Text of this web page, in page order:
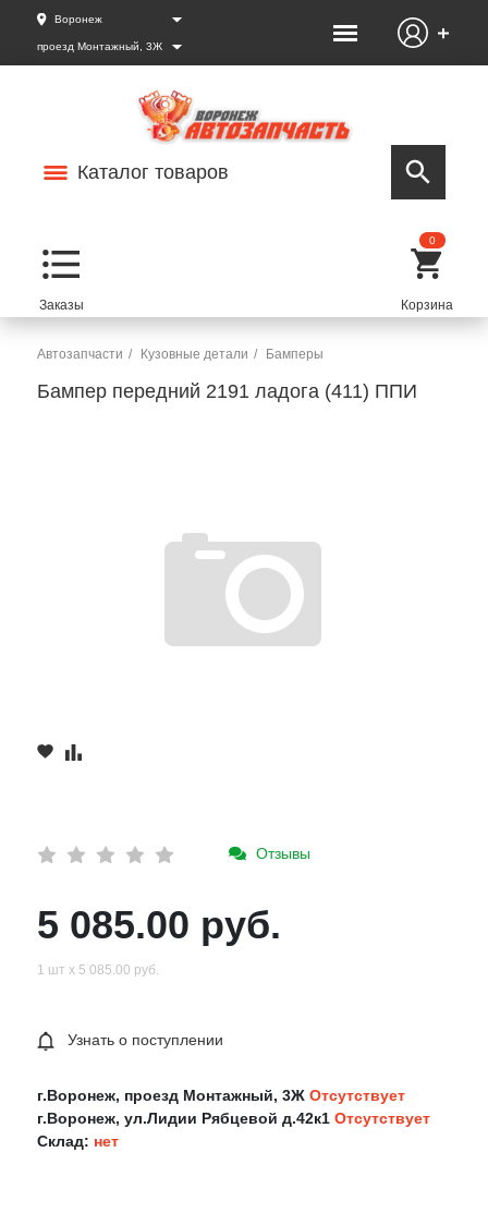
Воронеж
проезд Монтажный, 3Ж
Каталог товаров
0
Автозапчасти Кузовные детали Бамперы
Бампер передний 2191 ладога (411) ППИ
Отзывы
5 085.00 руб.
1 шт х 5 085.00 руб.
Узнать о поступлении
г.Воронеж, проезд Монтажный, 3Ж Отсутствует
г.Воронеж, ул.Лидии Рябцевой д.42к1 Отсутствует
Склад: нет